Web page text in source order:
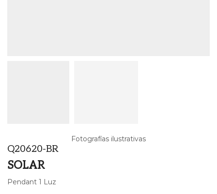
Fotografías ilustrativas
Q20620-BR
SOLAR
Pendant 1 Luz